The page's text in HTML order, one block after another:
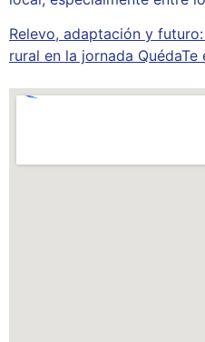
Relevo, adaptación y
rural en la jornada QuédaTe